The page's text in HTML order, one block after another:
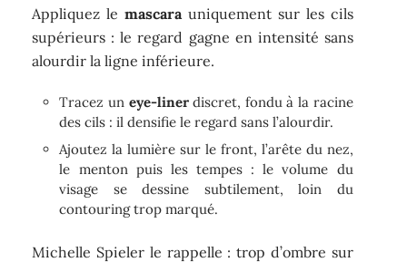
Appliquez lemascara uniquement sur les cils
supérieurs : le regard gagne en intensité sans
alourdir la ligne inférieure.
Tracez un eye-linerdiscret, fondu à la racine
des cils : il densifie le regard sans l’alourdir.
Ajoutez la lumière sur le front, l’arête du nez,
le menton puis les tempes : le volume du
visage se dessine subtilement, loin du
contouring trop marqué.
Michelle Spieler le rappelle : trop d’ombre sur